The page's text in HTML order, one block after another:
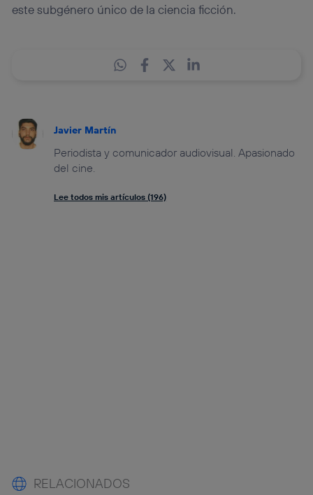
este subgénero único de la ciencia ficción.
Javier Martín
Periodista y comunicador audiovisual. Apasionado
del cine.
Lee todos mis artículos (196)
RELACIONADOS